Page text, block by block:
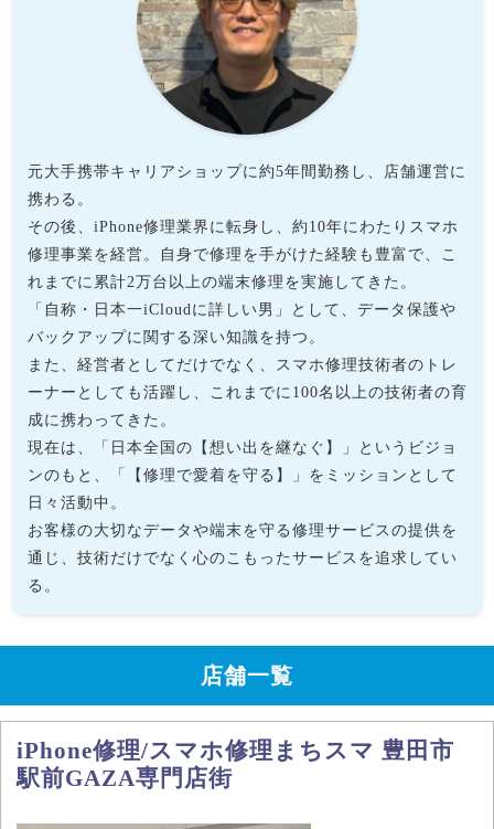
元大手携帯キャリアショップに約5年間勤務し、店舗運営に
携わる。
その後、iPhone修理業界に転身し、約10年にわたりスマホ
修理事業を経営。自身で修理を手がけた経験も豊富で、こ
れまでに累計2万台以上の端末修理を実施してきた。
「自称・日本一iCloudに詳しい男」として、データ保護や
バックアップに関する深い知識を持つ。
また、経営者としてだけでなく、スマホ修理技術者のトレ
ーナーとしても活躍し、これまでに100名以上の技術者の育
成に携わってきた。
現在は、「日本全国の【想い出を継なぐ】」というビジョ
ンのもと、「【修理で愛着を守る】」をミッションとして
日々活動中。
お客様の大切なデータや端末を守る修理サービスの提供を
通じ、技術だけでなく心のこもったサービスを追求してい
る。
店舗一覧
iPhone修理/スマホ修理まちスマ 豊田市
駅前GAZA専門店街